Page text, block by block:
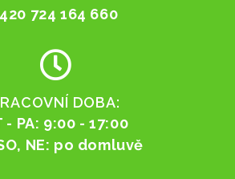
724 164 660
DOBA:
- PA: 9:00 - 17:00
NE: po domluvě